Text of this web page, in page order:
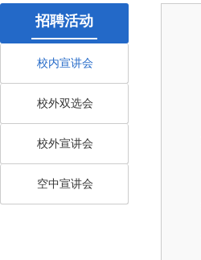
招聘活动
校内宣讲会
校外双选会
校外宣讲会
空中宣讲会